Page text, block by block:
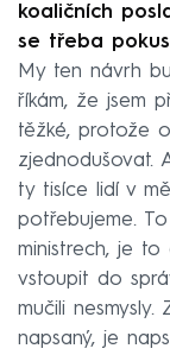
koaličních
se třeba
My ten návrh
říkám, že jsem
těžké, protože
zjednodušovat.
ty tisíce lidí v
potřebujeme.
ministrech, je to
vstoupit do
mučili
napsaný, je